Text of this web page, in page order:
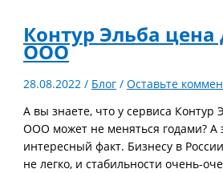
Контур Эльба
ООО
28.08.2022/ Блог /Оставьте
А вы знаете, что у сервиса Контур
ООО может не меняться годами? А
интересный факт. Бизнесу в
не легко, и стабильности очень-